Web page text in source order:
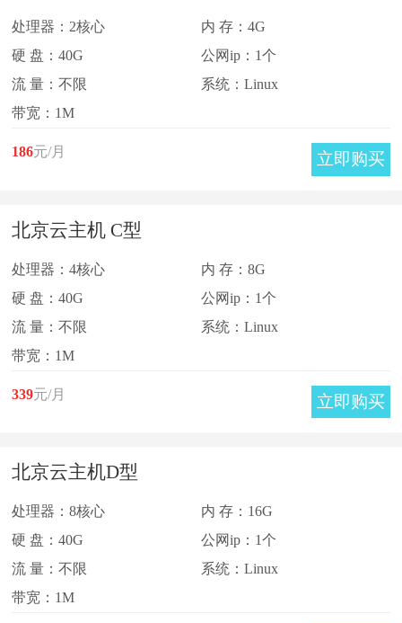
处理器：2核心
硬 盘：40G
流 量：不限
带宽：1M
内 存：4G
公网ip：1个
系统：Linux
186元/月 立即购买
北京云主机 C型
处理器：4核心
硬 盘：40G
流 量：不限
带宽：1M
内 存：8G
公网ip：1个
系统：Linux
339元/月 立即购买
北京云主机D型
处理器：8核心
硬 盘：40G
流 量：不限
带宽：1M
内 存：16G
公网ip：1个
系统：Linux